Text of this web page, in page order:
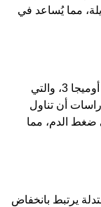
مما يُساعد في
تُعتبر بذور الشيا مصدرًا غنيًا بالألياف وأحماض أوميجا 3، والتي
أن تناول
ضغط الدم، مما
يرتبط بانخفاض